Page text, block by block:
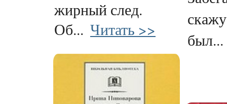
жирный след.
Об... Читать >>
был...